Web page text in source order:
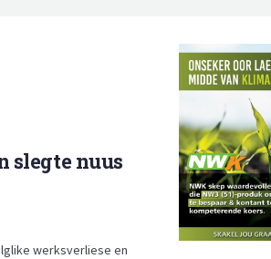
slegte nuus
werksverliese en